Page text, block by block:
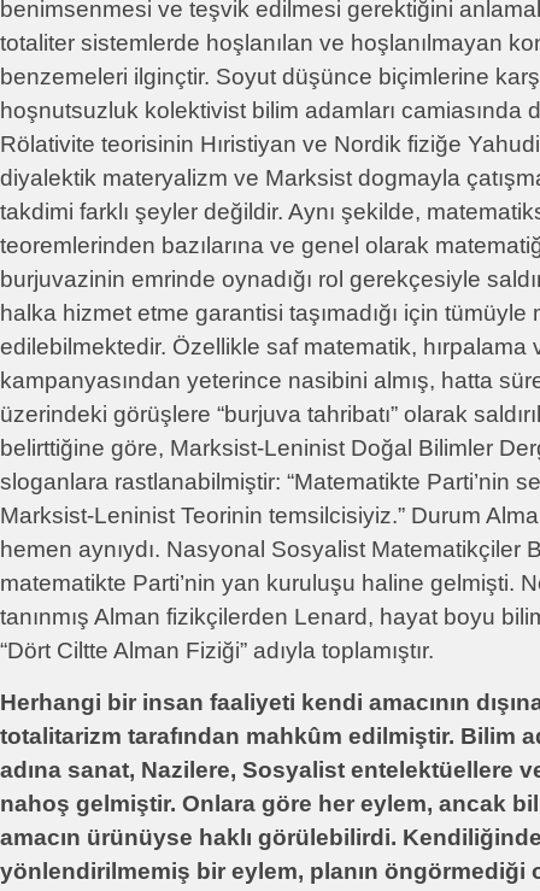
benimsenmesi ve teşvik edilmesi gerektiğini
totaliter sistemlerde hoşlanılan ve hoşlanılmayan
benzemeleri ilginçtir. Soyut düşünce biçimlerine
hoşnutsuzluk kolektivist bilim adamları camiasında
Rölativite teorisinin Hıristiyan ve Nordik fiziğe Yahudi
diyalektik materyalizm ve Marksist dogmayla
takdimi farklı şeyler değildir. Aynı şekilde,
teoremlerinden bazılarına ve genel olarak
burjuvazinin emrinde oynadığı rol gerekçesiyle
halka hizmet etme garantisi taşımadığı için tümüyle
edilebilmektedir. Özellikle saf matematik, hırpalama
kampanyasından yeterince nasibini almış, hatta
üzerindeki görüşlere “burjuva tahribatı” olarak
belirttiğine göre, Marksist-Leninist Doğal Bilimler
sloganlara rastlanabilmiştir: “Matematikte Parti’nin
Marksist-Leninist Teorinin temsilcisiyiz.” Durum
hemen aynıydı. Nasyonal Sosyalist Matematikçiler
matematikte Parti’nin yan kuruluşu haline gelmişti.
tanınmış Alman fizikçilerden Lenard, hayat boyu
“Dört Ciltte Alman Fiziği” adıyla toplamıştır.
Herhangi bir insan faaliyeti kendi amacının
totalitarizm tarafından mahkûm edilmiştir. Bilim
adına sanat, Nazilere, Sosyalist entelektüellere
nahoş gelmiştir. Onlara göre her eylem, ancak
amacın ürünüyse haklı görülebilirdi.
yönlendirilmemiş bir eylem, planın öngörmediği